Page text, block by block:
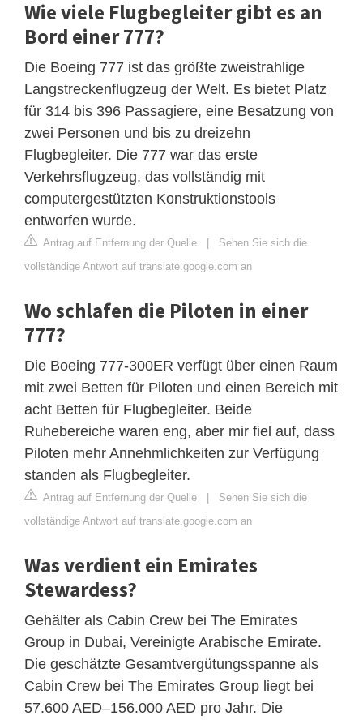
Wie viele Flugbegleiter gibt es an
Bord einer 777?
Die Boeing 777 ist das größte zweistrahlige
Langstreckenflugzeug der Welt. Es bietet Platz
für 314 bis 396 Passagiere, eine Besatzung von
zwei Personen und bis zu dreizehn
Flugbegleiter. Die 777 war das erste
Verkehrsflugzeug, das vollständig mit
computergestützten Konstruktionstools
entworfen wurde.
Antrag auf Entfernung der Quelle | Sehen Sie sich die
vollständige Antwort auf translate.google.com an
Wo schlafen die Piloten in einer
777?
Die Boeing 777-300ER verfügt über einen Raum
mit zwei Betten für Piloten und einen Bereich mit
acht Betten für Flugbegleiter. Beide
Ruhebereiche waren eng, aber mir fiel auf, dass
Piloten mehr Annehmlichkeiten zur Verfügung
standen als Flugbegleiter.
Antrag auf Entfernung der Quelle | Sehen Sie sich die
vollständige Antwort auf translate.google.com an
Was verdient ein Emirates
Stewardess?
Gehälter als Cabin Crew bei The Emirates
Group in Dubai, Vereinigte Arabische Emirate.
Die geschätzte Gesamtvergütungsspanne als
Cabin Crew bei The Emirates Group liegt bei
57.600 AED–156.000 AED pro Jahr. Die